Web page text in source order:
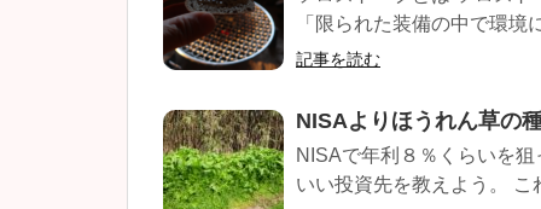
「限られた装備の中で環
記事を読む
NISAよりほうれん草の
NISAで年利８％くらいを
いい投資先を教えよう。 こ